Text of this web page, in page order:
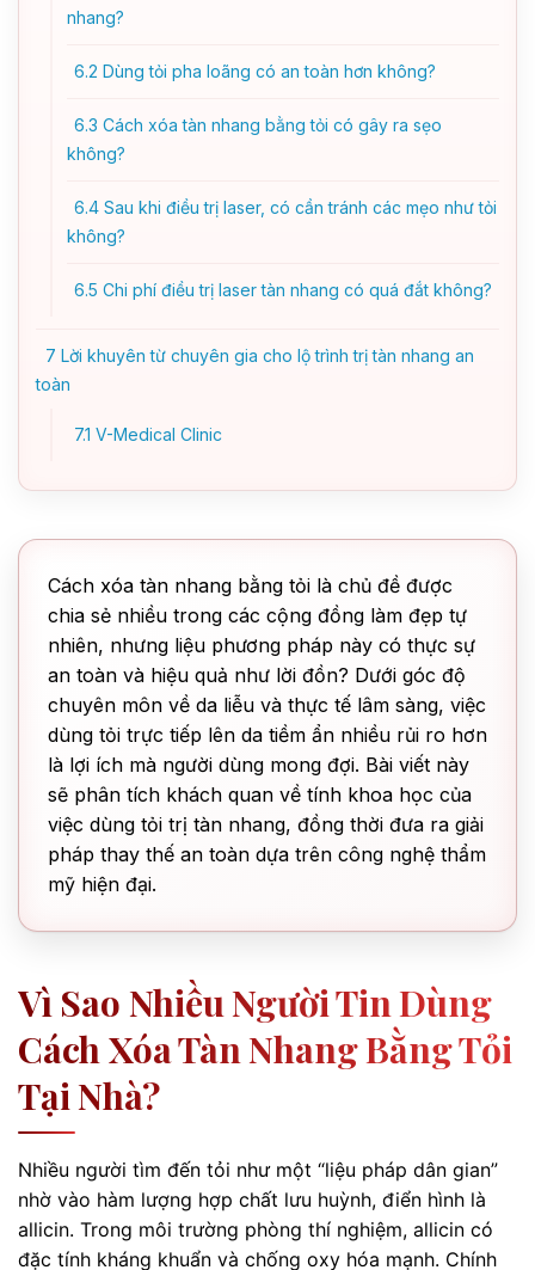
nhang?
6.2 Dùng tỏi pha loãng có an toàn hơn không?
6.3 Cách xóa tàn nhang bằng tỏi có gây ra sẹo
không?
6.4 Sau khi điều trị laser, có cần tránh các mẹo như tỏi
không?
6.5 Chi phí điều trị laser tàn nhang có quá đắt không?
7 Lời khuyên từ chuyên gia cho lộ trình trị tàn nhang an
toàn
7.1 V-Medical Clinic
Cách xóa tàn nhang bằng tỏi là chủ đề được
chia sẻ nhiều trong các cộng đồng làm đẹp tự
nhiên, nhưng liệu phương pháp này có thực sự
an toàn và hiệu quả như lời đồn? Dưới góc độ
chuyên môn về da liễu và thực tế lâm sàng, việc
dùng tỏi trực tiếp lên da tiềm ẩn nhiều rủi ro hơn
là lợi ích mà người dùng mong đợi. Bài viết này
sẽ phân tích khách quan về tính khoa học của
việc dùng tỏi trị tàn nhang, đồng thời đưa ra giải
pháp thay thế an toàn dựa trên công nghệ thẩm
mỹ hiện đại.
Vì Sao Nhiều Người Tin Dùng
Cách Xóa Tàn Nhang Bằng Tỏi
Tại Nhà?
Nhiều người tìm đến tỏi như một “liệu pháp dân gian”
nhờ vào hàm lượng hợp chất lưu huỳnh, điển hình là
allicin. Trong môi trường phòng thí nghiệm, allicin có
đặc tính kháng khuẩn và chống oxy hóa mạnh. Chính